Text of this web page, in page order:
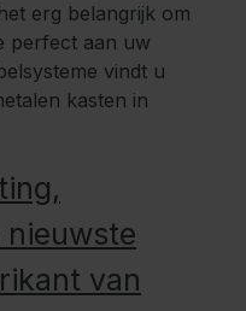
erg belangrijk om
perfect aan uw
vindt u
kasten in
nieuwste
van